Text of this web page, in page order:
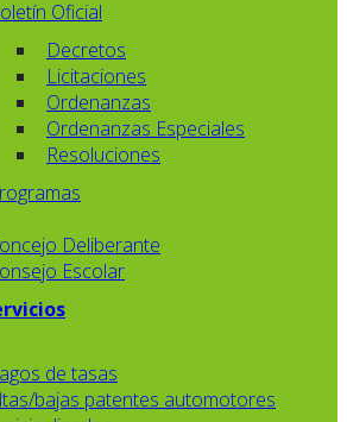
Oficial
Decretos
Licitaciones
Ordenanzas
Ordenanzas Especiales
Resoluciones
Deliberante
Escolar
de tasas
bajas patentes automotores